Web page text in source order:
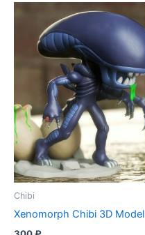
Chibi
Xenomorph Chibi 3D Model